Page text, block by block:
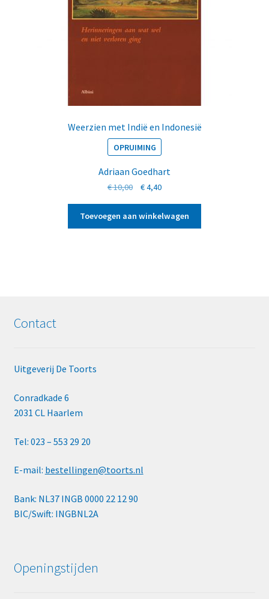
Weerzien met Indië en Indonesië
OPRUIMING
Adriaan Goedhart
€10,00
Oorspronkelijke
prijs
was:
€ 10,00.
€4,40Huidige
prijs
is:
€ 4,40.
Toevoegen aan winkelwagen
Contact
Uitgeverij De Toorts
Conradkade 6
2031 CL Haarlem
Tel: 023 – 553 29 20
E-mail: bestellingen@toorts.nl
Bank: NL37 INGB 0000 22 12 90
BIC/Swift: INGBNL2A
Openingstijden